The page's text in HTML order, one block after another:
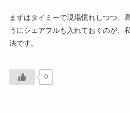
まずはタイミーで現場慣れしつつ、
うにシェアフルも入れておくのが、
法です。
0